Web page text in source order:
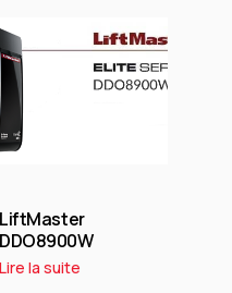
LiftMaster
DDO8900W
Lire la suite